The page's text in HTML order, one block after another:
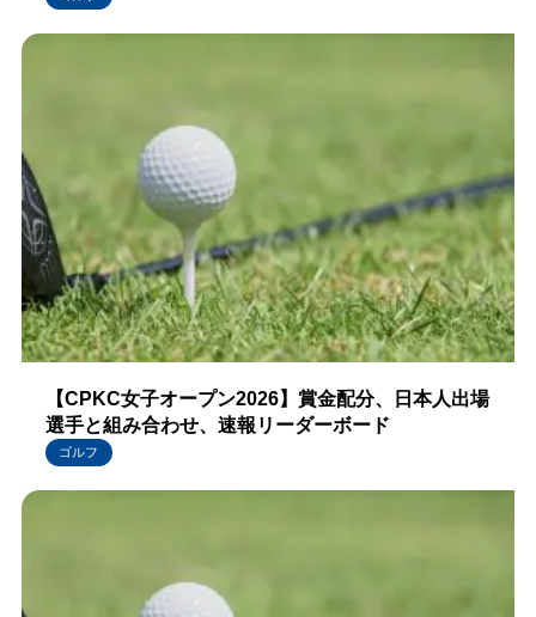
【CPKC女子オープン2026】賞金配分、日本人出場
選手と組み合わせ、速報リーダーボード
ゴルフ